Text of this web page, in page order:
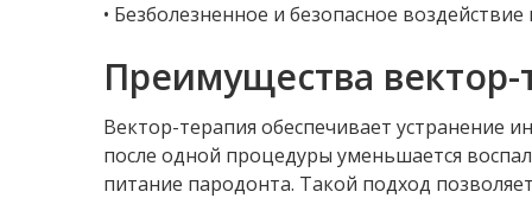
• Безболезненное и безопасное
Преимущества вектор-
Вектор-терапия обеспечивает устранение
после одной процедуры уменьшается
питание пародонта. Такой подход